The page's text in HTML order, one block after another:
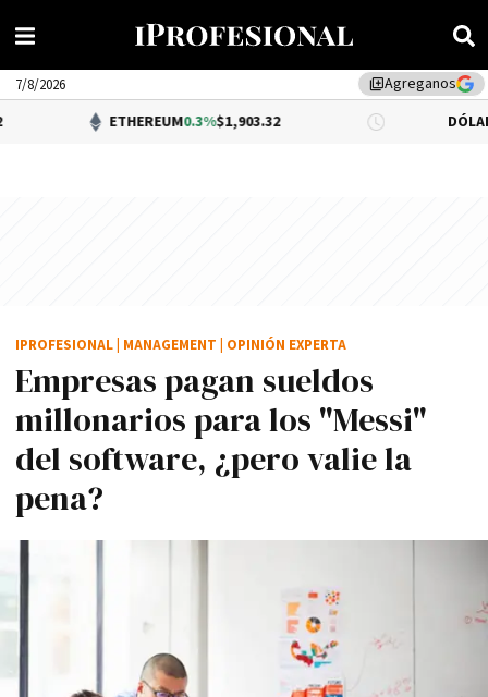
library_addAgreganos
7/8/2026
ETHEREUM0.3%$1,903.32 DÓLAR BNA
Empresas pagan sueldos
millonarios para los "Messi"
del software, ¿pero valie la
pena?
IPROFESIONAL MANAGEMENT OPINIÓN EXPERTA